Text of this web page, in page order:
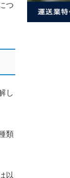
つ
し
類
以